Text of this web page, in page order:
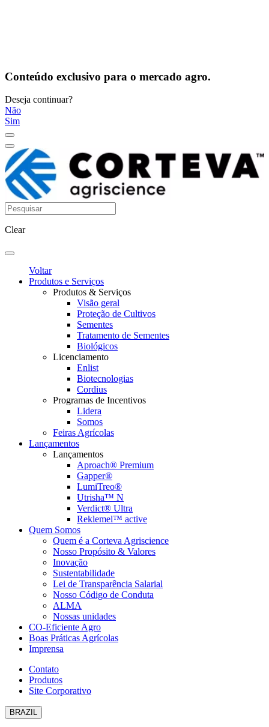
Conteúdo exclusivo para o mercado agro.
Deseja continuar?
Não
Sim
Clear
Voltar
Produtos e Serviços
Produtos & Serviços
Visão geral
Proteção de Cultivos
Sementes
Tratamento de Sementes
Biológicos
Licenciamento
Enlist
Biotecnologias
Cordius
Programas de Incentivos
Lidera
Somos
Feiras Agrícolas
Lançamentos
Lançamentos
Aproach® Premium
Gapper®
LumiTreo®
Utrisha™ N
Verdict® Ultra
Reklemel™ active
Quem Somos
Quem é a Corteva Agriscience
Nosso Propósito & Valores
Inovação
Sustentabilidade
Lei de Transparência Salarial
Nosso Código de Conduta
ALMA
Nossas unidades
CO-Eficiente Agro
Boas Práticas Agrícolas
Imprensa
Contato
Produtos
Site Corporativo
BRAZIL